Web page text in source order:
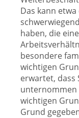
Das kann
haben, die
besondere
wichtigen
erwartet, dass
unternommen
wichtigen
Grund